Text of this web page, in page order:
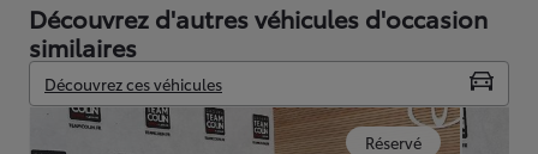
Découvrez d'autres véhicules d'occasion
similaires
Découvrez ces véhicules
Réservé